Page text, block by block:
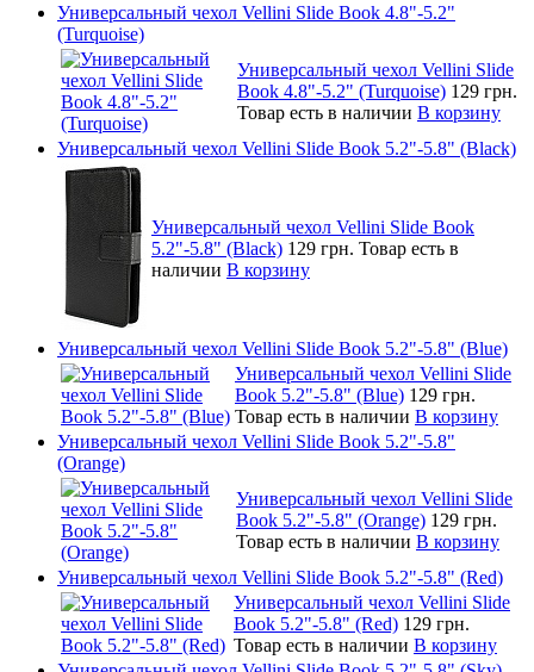
Универсальный чехол Vellini Slide Book 4.8"-5.2"
(Turquoise)
Универсальный чехол Vellini Slide
Book 4.8"-5.2" (Turquoise) 129 грн.
Товар есть в наличии В корзину
Универсальный чехол Vellini Slide Book 5.2"-5.8" (Black)
Универсальный чехол Vellini Slide Book
5.2"-5.8" (Black) 129 грн. Товар есть в
наличии В корзину
Универсальный чехол Vellini Slide Book 5.2"-5.8" (Blue)
Универсальный чехол Vellini Slide
Book 5.2"-5.8" (Blue) 129 грн.
Товар есть в наличии В корзину
Универсальный чехол Vellini Slide Book 5.2"-5.8"
(Orange)
Универсальный чехол Vellini Slide
Book 5.2"-5.8" (Orange) 129 грн.
Товар есть в наличии В корзину
Универсальный чехол Vellini Slide Book 5.2"-5.8" (Red)
Универсальный чехол Vellini Slide
Book 5.2"-5.8" (Red) 129 грн.
Товар есть в наличии В корзину